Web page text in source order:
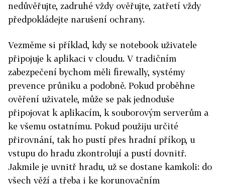
nedůvěřujte, zadruhé vždy ověřujte, zatřetí vždy
předpokládejte narušení ochrany.
Vezměme si příklad, kdy se notebook uživatele
připojuje k aplikaci v cloudu. V tradičním
zabezpečení bychom měli firewally, systémy
prevence průniku a podobně. Pokud proběhne
ověření uživatele, může se pak jednoduše
připojovat k aplikacím, k souborovým serverům a
ke všemu ostatnímu. Pokud použiju určité
přirovnání, tak ho pustí přes hradní příkop, u
vstupu do hradu zkontrolují a pustí dovnitř.
Jakmile je uvnitř hradu, už se dostane kamkoli: do
všech věží a třeba i ke korunovačním